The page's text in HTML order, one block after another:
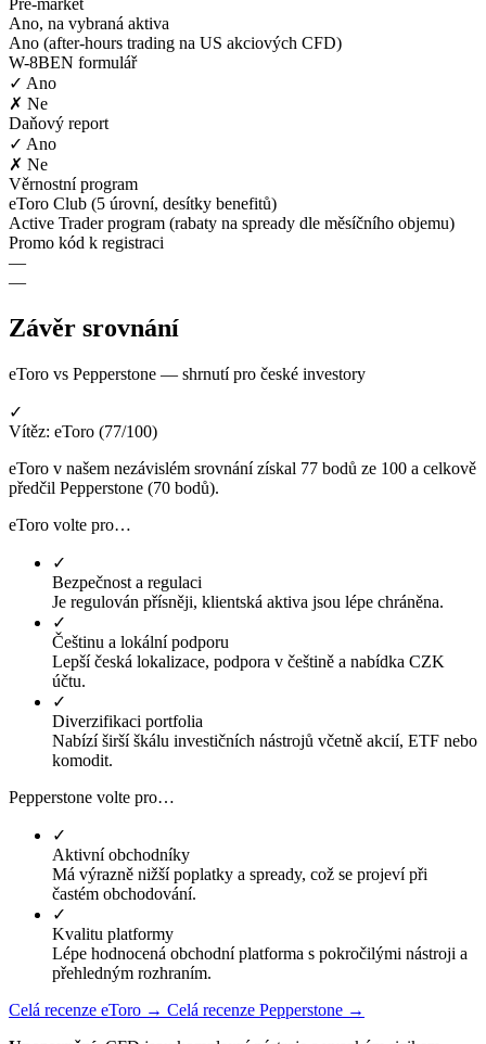
Pre-market
Ano, na vybraná aktiva
Ano (after-hours trading na US akciových CFD)
W-8BEN formulář
✓ Ano
✗ Ne
Daňový report
✓ Ano
✗ Ne
Věrnostní program
eToro Club (5 úrovní, desítky benefitů)
Active Trader program (rabaty na spready dle měsíčního objemu)
Promo kód k registraci
—
—
Závěr srovnání
eToro vs Pepperstone — shrnutí pro české investory
✓
Vítěz: eToro (77/100)
eToro v našem nezávislém srovnání získal 77 bodů ze 100 a celkově
předčil Pepperstone (70 bodů).
eToro volte pro…
✓
Bezpečnost a regulaci
Je regulován přísněji, klientská aktiva jsou lépe chráněna.
✓
Češtinu a lokální podporu
Lepší česká lokalizace, podpora v češtině a nabídka CZK
účtu.
✓
Diverzifikaci portfolia
Nabízí širší škálu investičních nástrojů včetně akcií, ETF nebo
komodit.
Pepperstone volte pro…
✓
Aktivní obchodníky
Má výrazně nižší poplatky a spready, což se projeví při
častém obchodování.
✓
Kvalitu platformy
Lépe hodnocená obchodní platforma s pokročilými nástroji a
přehledným rozhraním.
Celá recenze eToro → Celá recenze Pepperstone →